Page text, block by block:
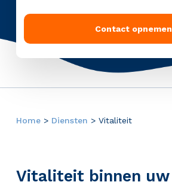
Contact opnemen
Home> Diensten > Vitaliteit
Vitaliteit binnen uw